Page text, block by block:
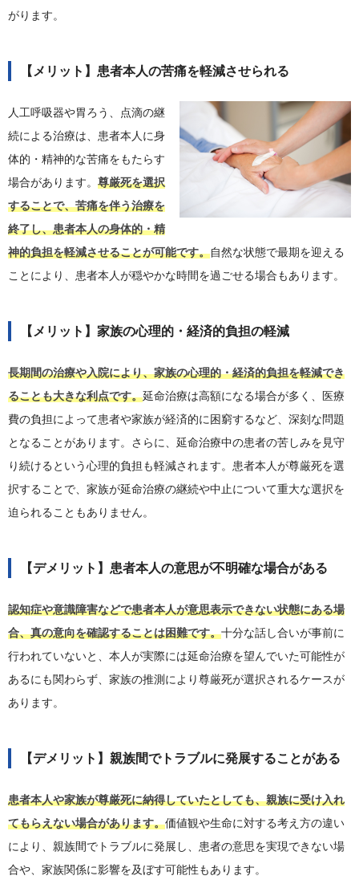
がります。
【メリット】患者本人の苦痛を軽減させられる
人工呼吸器や胃ろう、点滴の継
続による治療は、患者本人に身
体的・精神的な苦痛をもたらす
場合があります。 尊厳死を選択
することで、苦痛を伴う治療を
終了し、患者本人の身体的・精
神的負担を軽減させることが可能です。自然な状態で最期を迎える
ことにより、患者本人が穏やかな時間を過ごせる場合もあります。
【メリット】家族の心理的・経済的負担の軽減
長期間の治療や入院により、家族の心理的・経済的負担を軽減でき
ることも大きな利点です。延命治療は高額になる場合が多く、医療
費の負担によって患者や家族が経済的に困窮するなど、深刻な問題
となることがあります。さらに、延命治療中の患者の苦しみを見守
り続けるという心理的負担も軽減されます。患者本人が尊厳死を選
択することで、家族が延命治療の継続や中止について重大な選択を
迫られることもありません。
【デメリット】患者本人の意思が不明確な場合がある
認知症や意識障害などで患者本人が意思表示できない状態にある場
合、真の意向を確認することは困難です。十分な話し合いが事前に
行われていないと、本人が実際には延命治療を望んでいた可能性が
あるにも関わらず、家族の推測により尊厳死が選択されるケースが
あります。
【デメリット】親族間でトラブルに発展することがある
患者本人や家族が尊厳死に納得していたとしても、親族に受け入れ
てもらえない場合があります。価値観や生命に対する考え方の違い
により、親族間でトラブルに発展し、患者の意思を実現できない場
合や、家族関係に影響を及ぼす可能性もあります。